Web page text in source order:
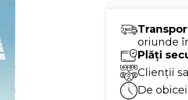
Surprise
oriunde
Plăți
Clienții
De